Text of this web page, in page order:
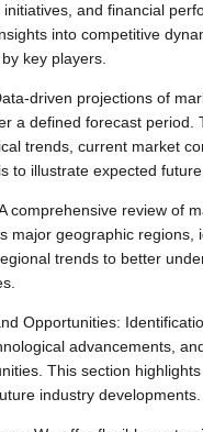
and financial
into competitive
key players.
driven projections of
a defined forecast period.
trends, current market
to illustrate expected
comprehensive review of
major geographic regions,
trends to better
Opportunities:
advancements,
This section
industry developments.